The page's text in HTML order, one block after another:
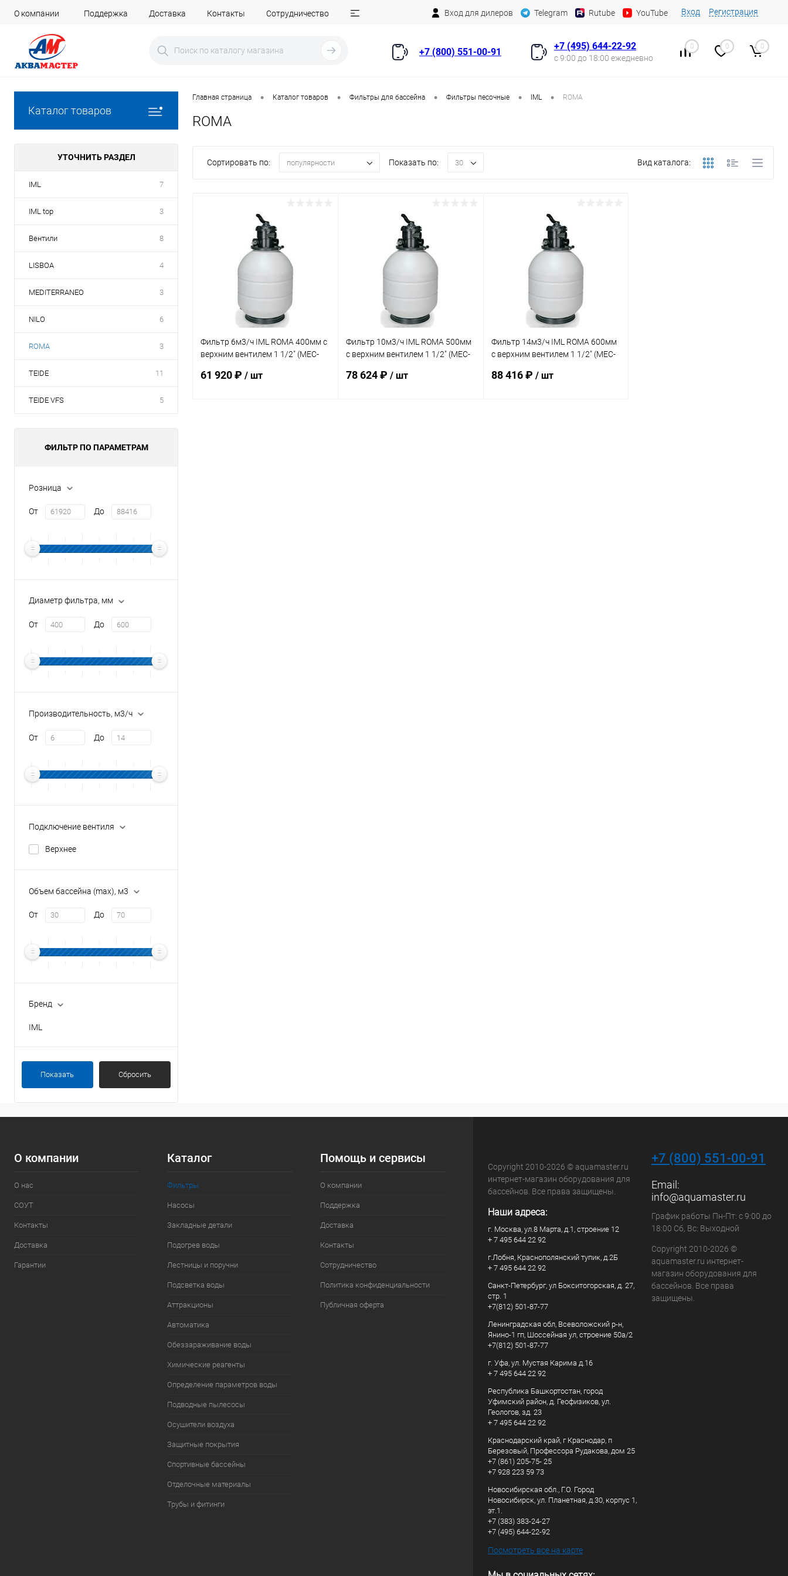
О компании Поддержка Доставка Контакты Сотрудничество Вход для дилеров Telegram Rutube YouTube Вход Регистрация
+7 (800) 551-00-91
+7 (495) 644-22-92
с 9:00 до 18:00 ежедневно
0 0 0
Каталог товаров
УТОЧНИТЬ РАЗДЕЛ
IML 7
IML top 3
Вентили 8
LISBOA 4
MEDITERRANEO 3
NILO 6
ROMA 3
TEIDE 11
TEIDE VFS 5
ФИЛЬТР ПО ПАРАМЕТРАМ
Розница
От До
Диаметр фильтра, мм
От До
Производительность, м3/ч
От До
Подключение вентиля
Верхнее
Объем бассейна (max), м3
От До
Бренд
IML
Показать Сбросить
Главная страница • Каталог товаров • Фильтры для бассейна • Фильтры песочные • IML • ROMA
ROMA
Сортировать по: популярности Показать по: 30 Вид каталога:
Фильтр 6м3/ч IML ROMA 400мм с
верхним вентилем 1 1/2" (MEC-
61 920 ₽ / шт
Фильтр 10м3/ч IML ROMA 500мм
с верхним вентилем 1 1/2" (MEC-
78 624 ₽ / шт
Фильтр 14м3/ч IML ROMA 600мм
с верхним вентилем 1 1/2" (MEC-
88 416 ₽ / шт
О компании
О нас
СОУТ
Контакты
Доставка
Гарантии
Каталог
Фильтры
Насосы
Закладные детали
Подогрев воды
Лестницы и поручни
Подсветка воды
Аттракционы
Автоматика
Обеззараживание воды
Химические реагенты
Определение параметров воды
Подводные пылесосы
Осушители воздуха
Защитные покрытия
Спортивные бассейны
Отделочные материалы
Трубы и фитинги
Помощь и сервисы
О компании
Поддержка
Доставка
Контакты
Сотрудничество
Политика конфиденциальности
Публичная оферта
Copyright 2010-2026 © aquamaster.ru
интернет-магазин оборудования для
бассейнов. Все права защищены.
Наши адреса:
г. Москва, ул.8 Марта, д.1, строение 12
+ 7 495 644 22 92
г.Лобня, Краснополянский тупик, д.2Б
+ 7 495 644 22 92
Санкт-Петербург, ул Бокситогорская, д. 27,
стр. 1
+7(812) 501-87-77
Ленинградская обл, Всеволожский р-н,
Янино-1 гп, Шоссейная ул, строение 50а/2
+7(812) 501-87-77
г. Уфа, ул. Мустая Карима д.16
+ 7 495 644 22 92
Республика Башкортостан, город
Уфимский район, д. Геофизиков, ул.
Геологов, зд. 23
+ 7 495 644 22 92
Краснодарский край, г Краснодар, п
Березовый, Профессора Рудакова, дом 25
+7 (861) 205-75- 25
+7 928 223 59 73
Новосибирская обл., Г.О. Город
Новосибирск, ул. Планетная, д.30, корпус 1,
эт.1.
+7 (383) 383-24-27
+7 (495) 644-22-92
Посмотреть все на карте
+7 (800) 551-00-91
Email:
info@aquamaster.ru
График работы Пн-Пт: с 9:00 до
18:00 Сб, Вс: Выходной
Copyright 2010-2026 ©
aquamaster.ru интернет-
магазин оборудования для
бассейнов. Все права
защищены.